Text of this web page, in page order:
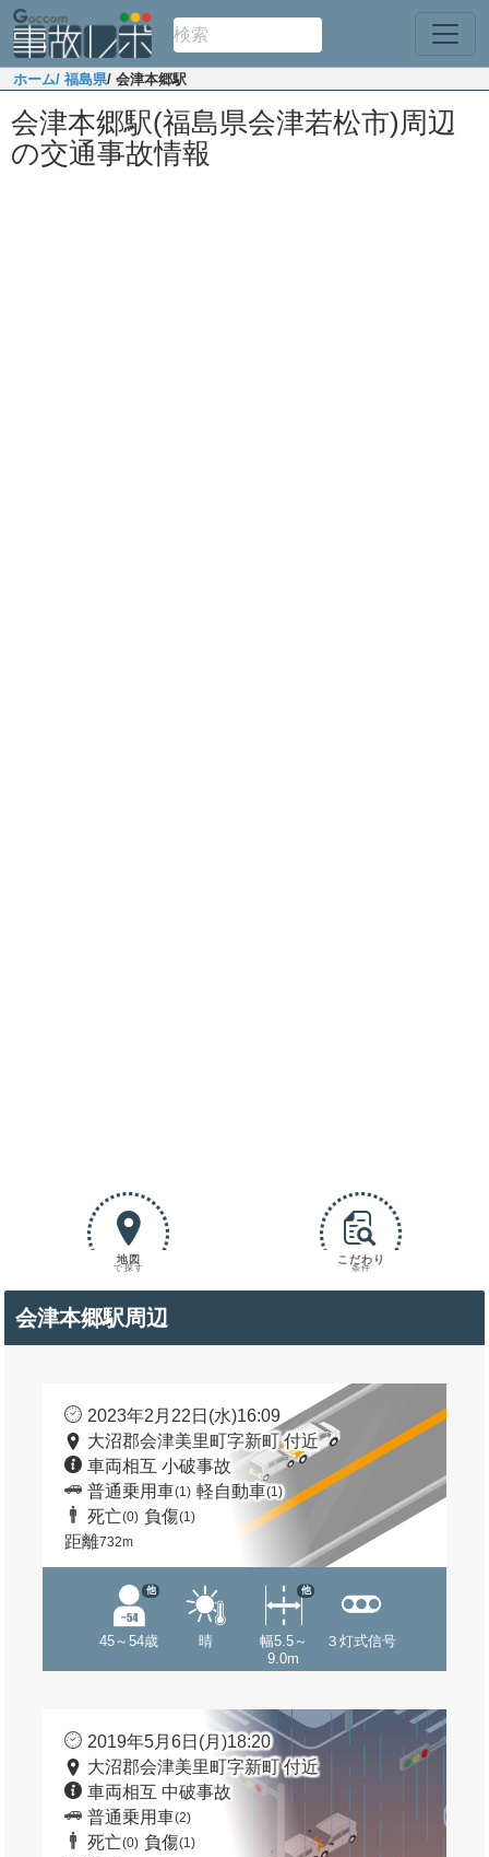
ホーム/ 福島県/ 会津本郷駅
会津本郷駅(福島県会津若松市)周辺
の交通事故情報
地図
で探す
こだわり
条件
会津本郷駅周辺
2023年2月22日(水)16:09
大沼郡会津美里町字新町 付近
車両相互 小破事故
普通乗用車(1) 軽自動車(1)
死亡(0) 負傷(1)
距離732m
45～54歳
他
晴
幅5.5～
9.0m
他
３灯式信号
2019年5月6日(月)18:20
大沼郡会津美里町字新町 付近
車両相互 中破事故
普通乗用車(2)
死亡(0) 負傷(1)